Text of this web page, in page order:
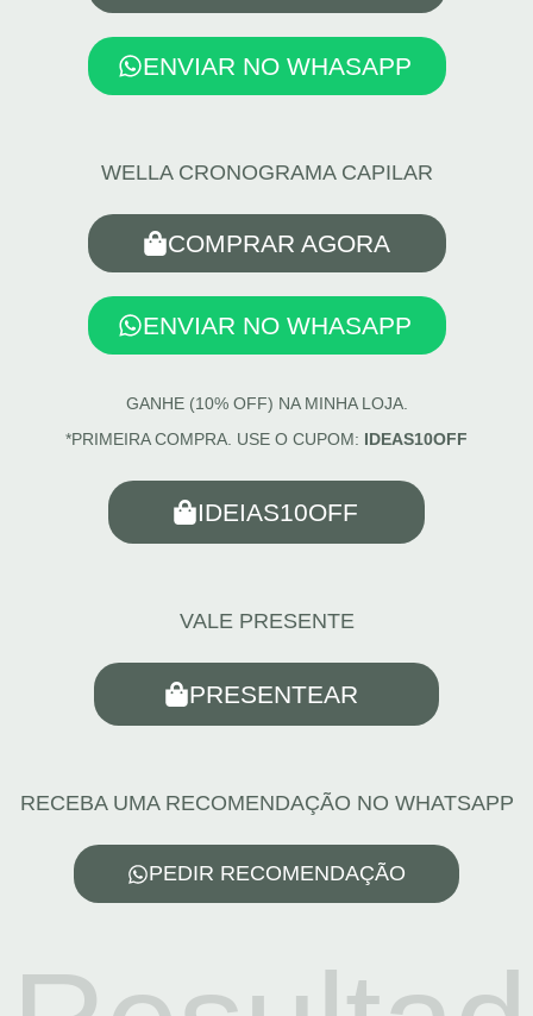
ENVIAR NO WHASAPP
WELLA CRONOGRAMA CAPILAR
COMPRAR AGORA
ENVIAR NO WHASAPP
GANHE (10% OFF) NA MINHA LOJA.
*PRIMEIRA COMPRA. USE O CUPOM: IDEAS10OFF
IDEIAS10OFF
VALE PRESENTE
PRESENTEAR
RECEBA UMA RECOMENDAÇÃO NO WHATSAPP
PEDIR RECOMENDAÇÃO